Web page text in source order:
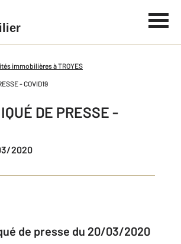
immobilières à TROYES
- COVID19
DE PRESSE -
2020
de presse du 20/03/2020